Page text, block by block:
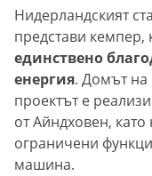
Нидерландският
представи кемпер,
единствено
енергия. Домът на
проектът е
от Айндховен,
ограничени
машина.